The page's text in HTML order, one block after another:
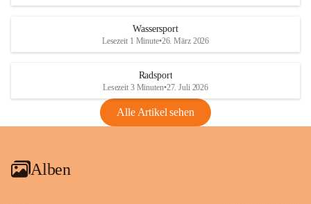
Anhang VBl. EU Nr. 18
1 Seite•1,4 MB
VBl. EU Nr. 18_2026
Wassersport
Lesezeit 1 Minute•26. März 2026
Radsport
Lesezeit 3 Minuten•27. Juli 2026
Alle Artikel sehen
Alben